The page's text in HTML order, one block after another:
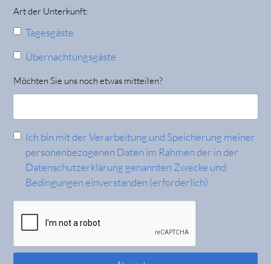
Art der Unterkunft:
Tagesgäste
Übernachtungsgäste
Möchten Sie uns noch etwas mitteilen?
Ich bin mit der Verarbeitung und Speicherung meiner
personenbezogenen Daten im Rahmen der in der
Datenschutzerklärung genannten Zwecke und
Bedingungen einverstanden (erforderlich)